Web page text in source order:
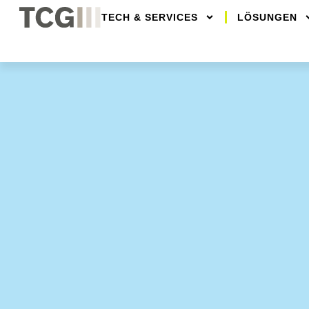
TECH & SERVICES LÖSUNGEN